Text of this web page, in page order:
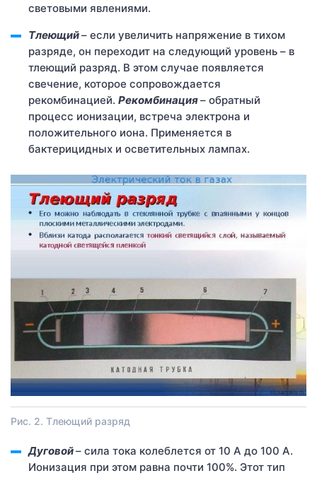
световыми явлениями.
Тлеющий– если увеличить напряжение в тихом
разряде, он переходит на следующий уровень – в
тлеющий разряд. В этом случае появляется
свечение, которое сопровождается
рекомбинацией. Рекомбинация– обратный
процесс ионизации, встреча электрона и
положительного иона. Применяется в
бактерицидных и осветительных лампах.
Рис. 2. Тлеющий разряд
Дуговой– сила тока колеблется от 10 А до 100 А.
Ионизация при этом равна почти 100%. Этот тип